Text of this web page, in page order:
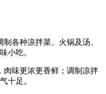
各种凉拌菜、火锅及汤、
小吃。
肉味更浓更香鲜；调制凉拌
十足。